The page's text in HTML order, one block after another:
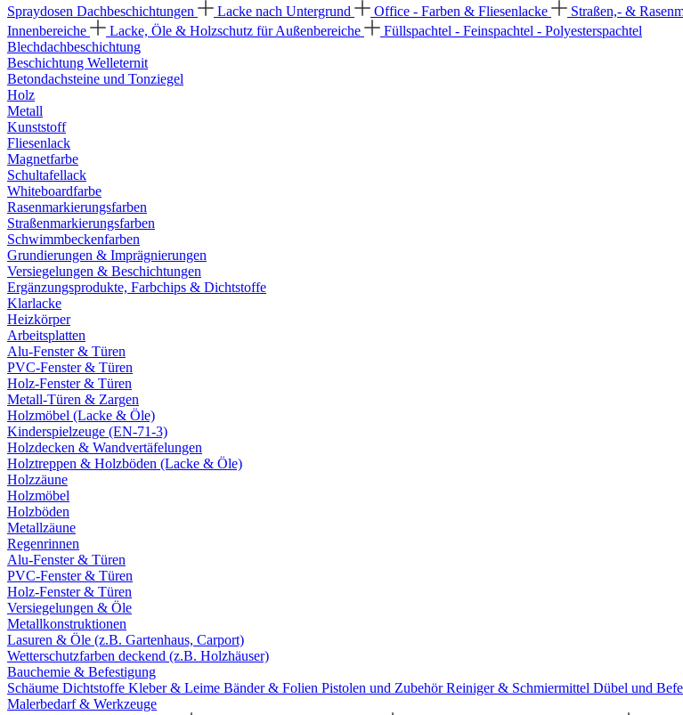
Spraydosen Dachbeschichtungen Lacke nach Untergrund Office - Farben & Fliesenlacke Straßen,- &
Innenbereiche
Lacke, Öle & Holzschutz für Außenbereiche
Füllspachtel - Feinspachtel - Polyesterspachtel
Blechdachbeschichtung
Beschichtung Welleternit
Betondachsteine und Tonziegel
Holz
Metall
Kunststoff
Fliesenlack
Magnetfarbe
Schultafellack
Whiteboardfarbe
Rasenmarkierungsfarben
Straßenmarkierungsfarben
Schwimmbeckenfarben
Grundierungen & Imprägnierungen
Versiegelungen & Beschichtungen
Ergänzungsprodukte, Farbchips & Dichtstoffe
Klarlacke
Heizkörper
Arbeitsplatten
Alu-Fenster & Türen
PVC-Fenster & Türen
Holz-Fenster & Türen
Metall-Türen & Zargen
Holzmöbel (Lacke & Öle)
Kinderspielzeuge (EN-71-3)
Holzdecken & Wandvertäfelungen
Holztreppen & Holzböden (Lacke & Öle)
Holzzäune
Holzmöbel
Holzböden
Metallzäune
Regenrinnen
Alu-Fenster & Türen
PVC-Fenster & Türen
Holz-Fenster & Türen
Versiegelungen & Öle
Metallkonstruktionen
Lasuren & Öle (z.B. Gartenhaus, Carport)
Wetterschutzfarben deckend (z.B. Holzhäuser)
Bauchemie & Befestigung
Schäume Dichtstoffe Kleber & Leime Bänder & Folien Pistolen und ZubehörReiniger & Schmiermittel Dübel und
Malerbedarf & Werkzeuge